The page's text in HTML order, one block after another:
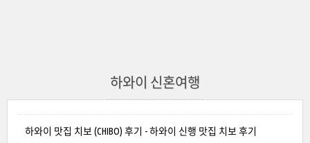
하와이 신혼여행
하와이 맛집 치보 (CHIBO) 후기 - 하와이 신행 맛집 치보 후기